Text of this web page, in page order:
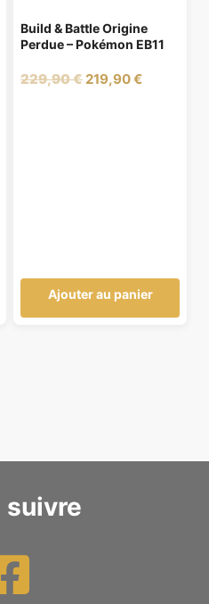
Build & Battle Origine
Perdue – Pokémon EB11
229,90€ Le
219,90€Le
Ajouter au panier
suivre